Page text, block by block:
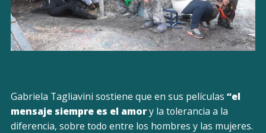
Gabriela Tagliavini sostiene que en sus películas “el
mensaje siempre es el amory la tolerancia a la
diferencia, sobre todo entre los hombres y las mujeres.